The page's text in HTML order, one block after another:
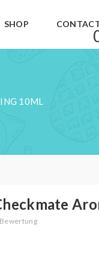
SHOP
10ML